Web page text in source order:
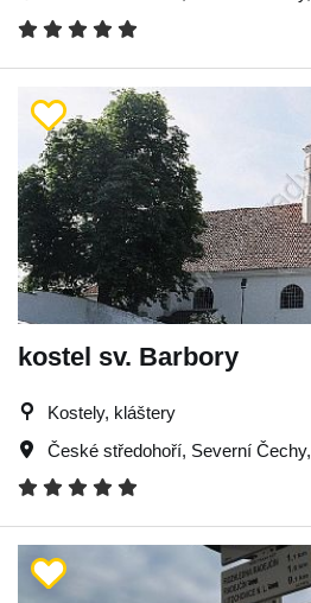
kostel sv. Barbory
Kostely, kláštery
České středohoří, Severní Čechy,